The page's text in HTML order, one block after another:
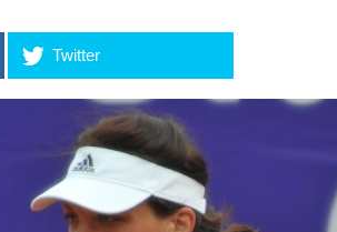
Twitter